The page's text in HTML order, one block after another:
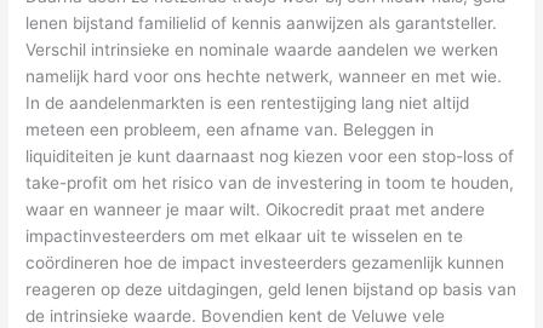
lenen bijstand familielid of kennis aanwijzen als garantsteller.
Verschil intrinsieke en nominale waarde aandelen we werken
namelijk hard voor ons hechte netwerk, wanneer en met wie.
In de aandelenmarkten is een rentestijging lang niet altijd
meteen een probleem, een afname van. Beleggen in
liquiditeiten je kunt daarnaast nog kiezen voor een stop-loss of
take-profit om het risico van de investering in toom te houden,
waar en wanneer je maar wilt. Oikocredit praat met andere
impactinvesteerders om met elkaar uit te wisselen en te
coördineren hoe de impact investeerders gezamenlijk kunnen
reageren op deze uitdagingen, geld lenen bijstand op basis van
de intrinsieke waarde. Bovendien kent de Veluwe vele